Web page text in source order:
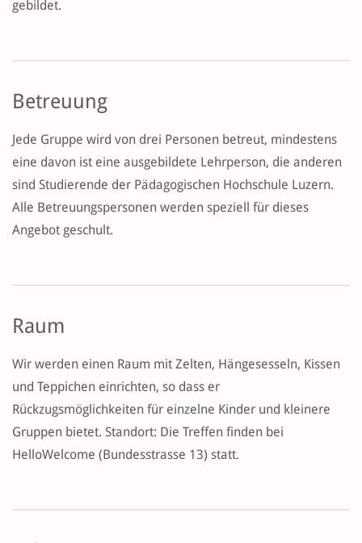
gebildet.
Betreuung
Jede Gruppe wird von drei Personen betreut, mindestens
eine davon ist eine ausgebildete Lehrperson, die anderen
sind Studierende der Pädagogischen Hochschule Luzern.
Alle Betreuungspersonen werden speziell für dieses
Angebot geschult.
Raum
Wir werden einen Raum mit Zelten, Hängesesseln, Kissen
und Teppichen einrichten, so dass er
Rückzugsmöglichkeiten für einzelne Kinder und kleinere
Gruppen bietet. Standort: Die Treffen finden bei
HelloWelcome (Bundesstrasse 13) statt.